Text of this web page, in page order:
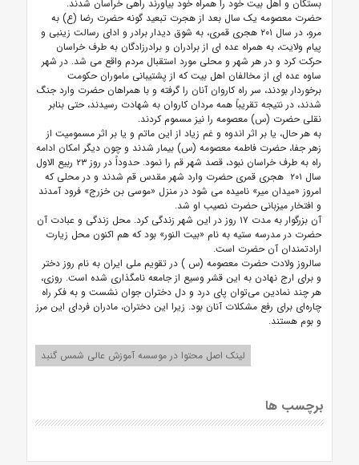
بستگان و اهل بیت خود را همراه خود بیاورند راهى خراسان شدند.
حضرت معصومه یک سال بعد از هجرت تبعید گونه حضرت رضا (ع) به
مرو، در سال ۲۰۱ هجری قمری، به شوق دیدار برادر و ادای رسالت زینبی و
پیام ولایت، به همراه عده اى از برادران و برادرزادگان به طرف خراسان
حرکت کرد و در هر شهر و محلى مورد استقبال مردم واقع مى شد. در شهر
ساوه عده اى از مخالفان اهل بیت که از پشتیبانى ماموران حکومت
برخوردار بودند، سر راه کاروان آنان را گرفته و با همراهان حضرت وارد جنگ
شدند، در نتیجه تقریباً همه مردان کاروان به شهادت رسیدند، حتى بنابر
نقلى حضرت (س) معصومه را نیز مسموم کردند.
به هر حال، یا بر اثر اندوه و غم زیاد از این ماتم و یا بر اثر مسمومیت از
زهر جفا، حضرت فاطمه معصومه (س) بیمار شدند و چون دیگر امکان ادامه
راه به طرف خراسان نبود، قصد شهر قم را نمود. حدوداً در روز ۲۳ ربیع الاول
سال ۲۰۱ هجرى قمرى حضرت وارد شهر مقدس قم شدند و در محلى که
امروز «میدان میر» نامیده مى شود در منزل «موسى بن خزرج» فرود آمدند
و افتخار میزبانى حضرت نصیب او شد.
آن بزرگوار به مدت ۱۷ روز در این شهر زندگى کرد. محل زندگی و عبادت آن
حضرت در مدرسه ستیه به نام «بیت النور» بود که هم اکنون محل زیارت
ارادتمندان آن حضرت است.
سالروز ولادت حضرت معصومه (س ) در تقویم ملی ایران به نام روز دختر
و برای ارج نهادن به این قشر وسیع از جامعه نامگذاری شده است. روزی،
هر چند نمادین می‌توان پای درد و دل دختران جوان نشست و به فکر راه
چاره‌ای برای رفع مشکلات آنان بود. زیرا این دختران، مادران فردای این مرز
و بوم هستند.
لینک اصل محتوا در موسسه آموزش عالی شمس گنبد
برچسب ها